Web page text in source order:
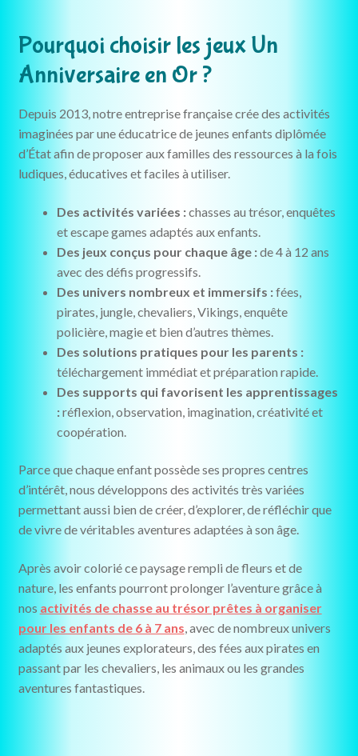
Pourquoi choisir les jeux Un
Anniversaire en Or ?
Depuis 2013, notre entreprise française crée des activités
imaginées par une éducatrice de jeunes enfants diplômée
d’État afin de proposer aux familles des ressources à la fois
ludiques, éducatives et faciles à utiliser.
Des activités variées :chasses au trésor, enquêtes
et escape games adaptés aux enfants.
Des jeux conçus pour chaque âge :de 4 à 12 ans
avec des défis progressifs.
Des univers nombreux et immersifs :fées,
pirates, jungle, chevaliers, Vikings, enquête
policière, magie et bien d’autres thèmes.
Des solutions pratiques pour les parents :
téléchargement immédiat et préparation rapide.
Des supports qui favorisent les apprentissages
:réflexion, observation, imagination, créativité et
coopération.
Parce que chaque enfant possède ses propres centres
d’intérêt, nous développons des activités très variées
permettant aussi bien de créer, d’explorer, de réfléchir que
de vivre de véritables aventures adaptées à son âge.
Après avoir colorié ce paysage rempli de fleurs et de
nature, les enfants pourront prolonger l’aventure grâce à
nos activités de chasse au trésor prêtes à organiser
pour les enfants de 6 à 7 ans, avec de nombreux univers
adaptés aux jeunes explorateurs, des fées aux pirates en
passant par les chevaliers, les animaux ou les grandes
aventures fantastiques.